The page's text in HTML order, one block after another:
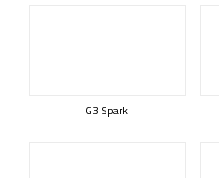
G3 Spark